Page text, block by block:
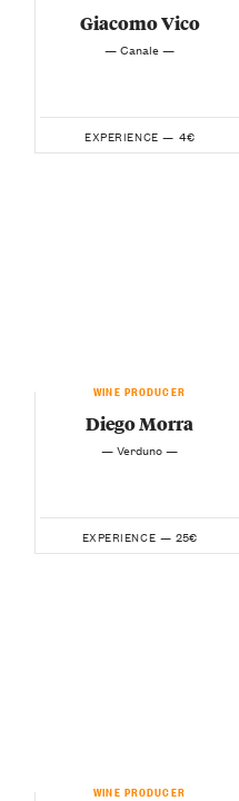
Giacomo Vico
— Canale —
EXPERIENCE — 4€
WINE PRODUCER
Diego Morra
— Verduno —
EXPERIENCE — 25€
WINE PRODUCER